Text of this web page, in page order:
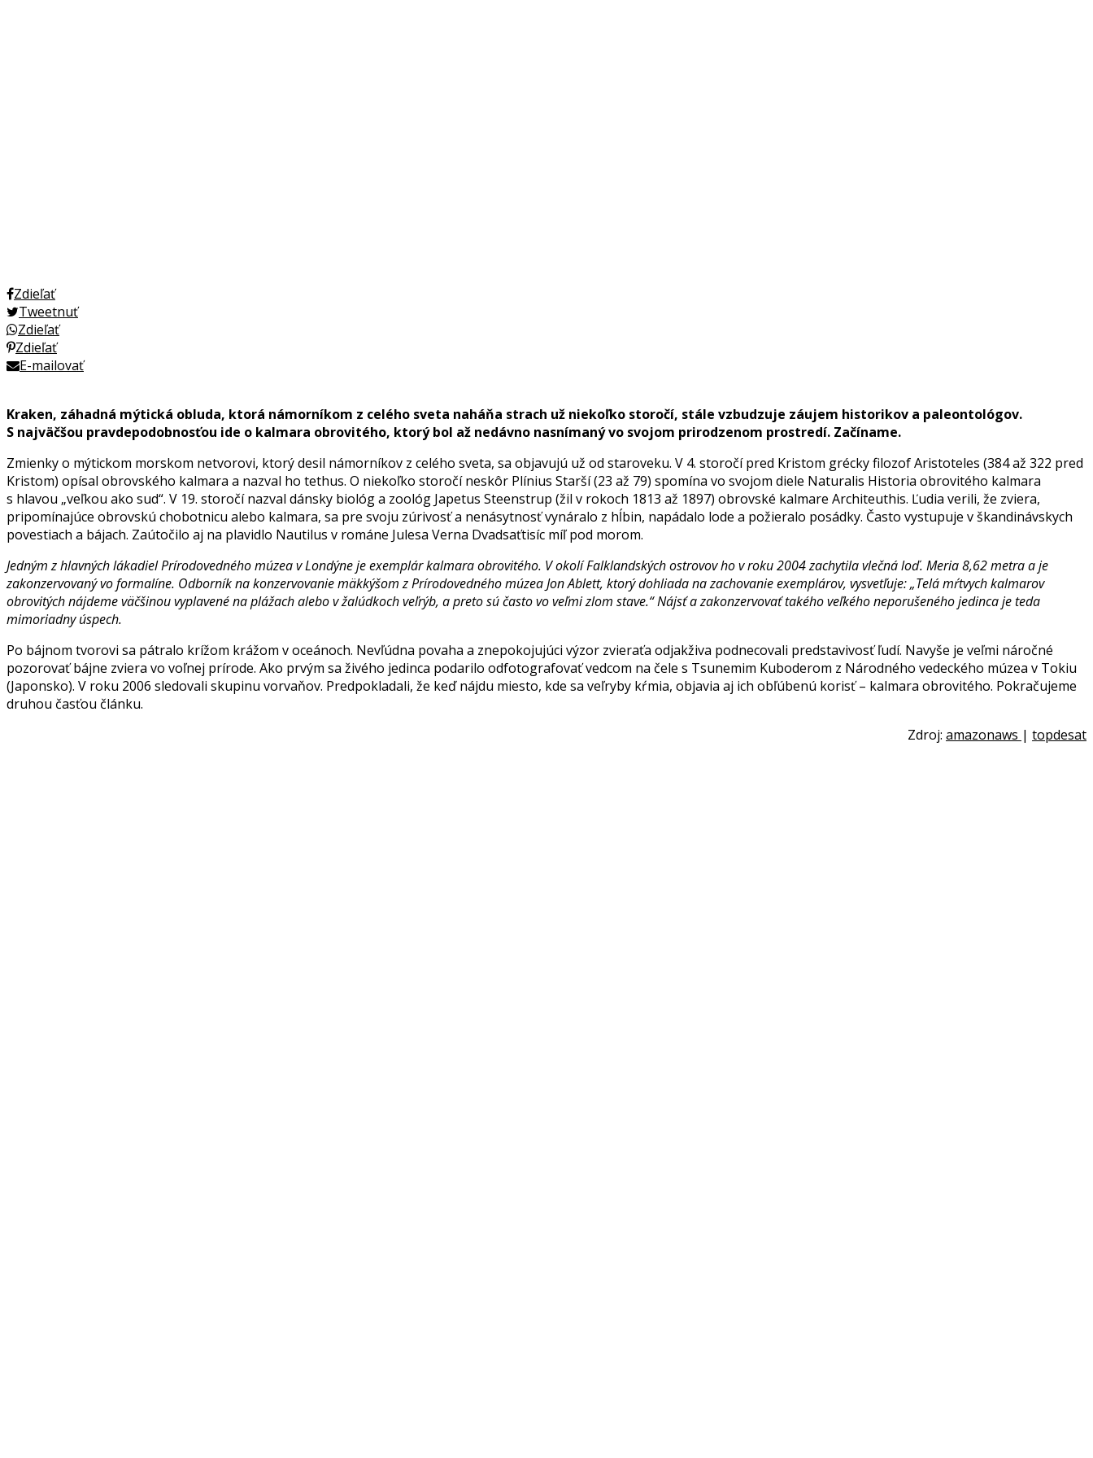
Zdieľať
Tweetnuť
Zdieľať
Zdieľať
E-mailovať
Kraken, záhadná mýtická obluda, ktorá námorníkom z celého sveta naháňa strach už niekoľko storočí, stále vzbudzuje záujem historikov a paleontológov.
S najväčšou pravdepodobnosťou ide o kalmara obrovitého, ktorý bol až nedávno nasnímaný vo svojom prirodzenom prostredí. Začíname.
Zmienky o mýtickom morskom netvorovi, ktorý desil námorníkov z celého sveta, sa objavujú už od staroveku. V 4. storočí pred Kristom grécky filozof Aristoteles (384 až 322 pred
Kristom) opísal obrovského kalmara a nazval ho tethus. O niekoľko storočí neskôr Plínius Starší (23 až 79) spomína vo svojom diele Naturalis Historia obrovitého kalmara
s hlavou „veľkou ako sud“. V 19. storočí nazval dánsky biológ a zoológ Japetus Steenstrup (žil v rokoch 1813 až 1897) obrovské kalmare Architeuthis. Ľudia verili, že zviera,
pripomínajúce obrovskú chobotnicu alebo kalmara, sa pre svoju zúrivosť a nenásytnosť vynáralo z hĺbin, napádalo lode a požieralo posádky. Často vystupuje v škandinávskych
povestiach a bájach. Zaútočilo aj na plavidlo Nautilus v románe Julesa Verna Dvadsaťtisíc míľ pod morom.
Jedným z hlavných lákadiel Prírodovedného múzea v Londýne je exemplár kalmara obrovitého. V okolí Falklandských ostrovov ho v roku 2004 zachytila vlečná loď. Meria 8,62 metra a je
zakonzervovaný vo formalíne. Odborník na konzervovanie mäkkýšom z Prírodovedného múzea Jon Ablett, ktorý dohliada na zachovanie exemplárov, vysvetľuje: „Telá mŕtvych kalmarov
obrovitých nájdeme väčšinou vyplavené na plážach alebo v žalúdkoch veľrýb, a preto sú často vo veľmi zlom stave.“ Nájsť a zakonzervovať takého veľkého neporušeného jedinca je teda
mimoriadny úspech.
Po bájnom tvorovi sa pátralo krížom krážom v oceánoch. Nevľúdna povaha a znepokojujúci výzor zvieraťa odjakživa podnecovali predstavivosť ľudí. Navyše je veľmi náročné
pozorovať bájne zviera vo voľnej prírode. Ako prvým sa živého jedinca podarilo odfotografovať vedcom na čele s Tsunemim Kuboderom z Národného vedeckého múzea v Tokiu
(Japonsko). V roku 2006 sledovali skupinu vorvaňov. Predpokladali, že keď nájdu miesto, kde sa veľryby kŕmia, objavia aj ich obľúbenú korisť – kalmara obrovitého. Pokračujeme
druhou časťou článku.
Zdroj: amazonaws | topdesat